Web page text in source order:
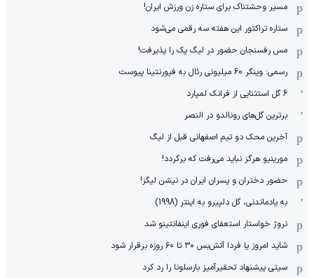
مسیر وحشتناک برای ستاره زن ورزش ایران!
ستاره تراکتور این هفته سه رقمی می‌شود
مس رفسنجان حضور در لیگ یک را پذیرفت!
رسمی: وینگر 60 میلیونی رئال به فیورنتینا پیوست
6 گل استثنایی از فرانک لمپارد
برترین گل‌های رونالدو در النصر
آخرین محک دو تیم اصفهانی قبل از لیگ
مورینیو هرگز نباید می‌رفت که برگردد!
حضور دختران و پسران ایران در نیشن لیگز!
به یادماندنی، گل دلپیرو به اینتر (1998)
نروژ خواستار استعفای فوری اینفانتینو شد
شاید امروز یا فردا آتش‌بس ۳۰ تا ۶۰ روزه برقرار شود
سیتی پیشنهاد تحقیرآمیز بارسلونا را رد کرد